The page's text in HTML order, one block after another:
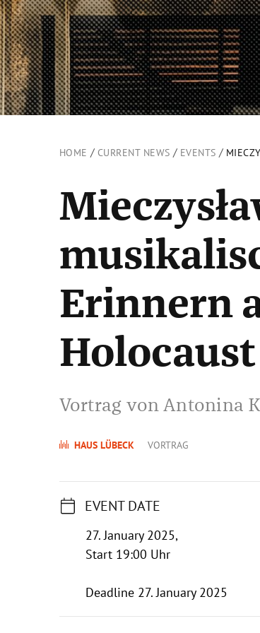
HOME / CURRENT NEWS / EVENTS /
Erinnern
Holocaust
Vortrag von Antonina
HAUS LÜBECK VORTRAG
EVENT DATE
27. January 2025,
Start 19:00 Uhr
Deadline 27. January 2025